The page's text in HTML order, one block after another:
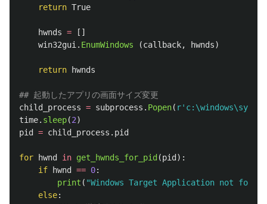
return True
hwnds =
[]
win32gui . EnumWindows (callback, hwnds)
return hwnds
child_process = subprocess . Popen( r'
time. sleep(2)
pid
= child_process . pid
for hwnd in get_hwnds_for_pid (pid ):
if
hwnd == 0:
print ( "Windows Target Application not found!
else: